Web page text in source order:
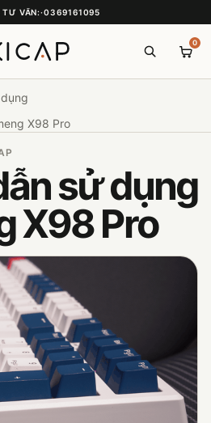
TƯ VẤN:·0369161095
0
X98 Pro
sử dụng
X98 Pro